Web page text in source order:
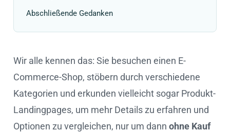
Abschließende Gedanken
Wir alle kennen das: Sie besuchen einen E-
Commerce-Shop, stöbern durch verschiedene
Kategorien und erkunden vielleicht sogar Produkt-
Landingpages, um mehr Details zu erfahren und
Optionen zu vergleichen, nur um dann ohne Kauf